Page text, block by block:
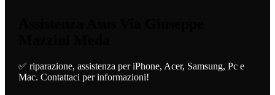
✅ riparazione, assistenza per iPhone, Acer, Samsung, Pc e
Mac. Contattaci per informazioni!